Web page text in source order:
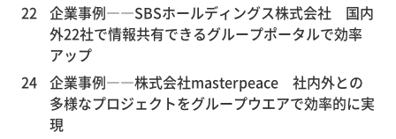
22
企業事例――SBSホールディングス株式会社 国内
外22社で情報共有できるグループポータルで効率
アップ
24 企業事例――株式会社masterpeace 社内外との
多様なプロジェクトをグループウエアで効率的に実
現